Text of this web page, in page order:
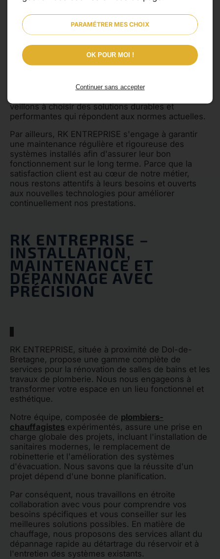
proposons un service rapide et efficace pour le
dépannage en cas d'urgence. Larénovation salle
nos compétences.
Nous prenons soin d'accompagner nos clients
avisés pour optimiser l'espace tout en assurant un
veillons à choisir des solutions durables et
performantes qui répondent aux normes actuelles.
Par ailleurs, RK ENTREPRISE s'engage à garantir
une maintenance régulière et rigoureuse des
systèmes installés afin d'assurer leur bon
fonctionnement sur le long terme. Parce que la
satisfaction client est au cœur de notre métier,
nous restons attentifs à leurs besoins et ouverts
aux nouvelles technologies pour améliorer
continuellement nos prestations.
RK ENTREPRISE –
INSTALLATION,
MAINTENANCE ET
DÉPANNAGE AVEC
PRÉCISION
RK ENTREPRISE, située à proximité de Dol-de-
Bretagne, propose une gamme complète de
services pour la rénovation de salles de bains et les
travaux de plomberie. Nous nous engageons à
transformer votre espace en un lieu fonctionnel et
esthétique.
Notre équipe, composée de plombiers-
chauffagistes expérimentés, assure une prise en
charge globale des projets, incluant l'installation de
sanitaires modernes, le remplacement de
robinetterie et l'amélioration des systèmes
d'évacuation. Nous savons que la réussite d'un
projet dépend d'une bonne planification.
Par conséquent, nous travaillons en étroite
collaboration avec vous pour comprendre vos
besoins spécifiques et vous conseiller sur les
meilleures solutions possibles. En matière de
chauffage, nous proposons des services allant du
dépannage rapide au détartrage du réservoir et à
l'entretien des systèmes existants.
PARAMÉTRER MES CHOIX
OK POUR MOI !
Continuer sans accepter